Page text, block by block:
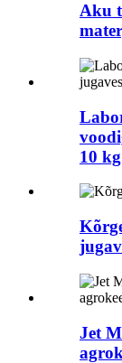
Aku
10 kg
Jet